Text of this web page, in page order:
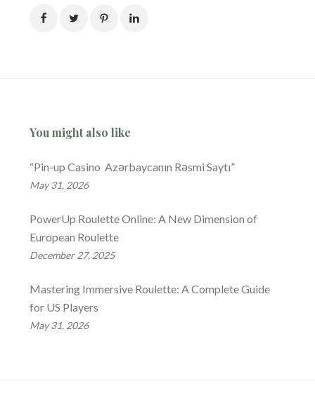
You might also like
“Pin-up Casino ️ Azərbaycanın Rəsmi Saytı”
May 31, 2026
PowerUp Roulette Online: A New Dimension of
European Roulette
December 27, 2025
Mastering Immersive Roulette: A Complete Guide
for US Players
May 31, 2026